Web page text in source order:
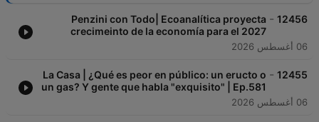
12456
-
Penzini con Todo| Ecoanalítica proyecta
crecimeinto de la economía para el 2027
06 أغسطس 2026
12455
-
La Casa | ¿Qué es peor en público: un eructo o
un gas? Y gente que habla "exquisito" | Ep.581
06 أغسطس 2026